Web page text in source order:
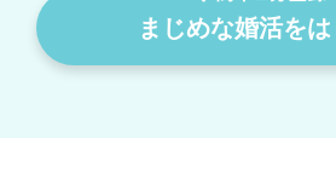
まじめな婚活を